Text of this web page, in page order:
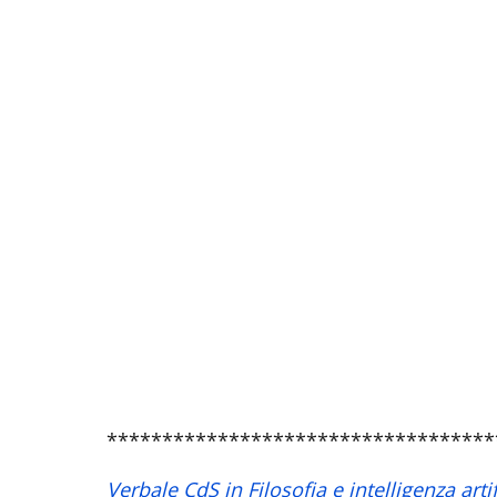
Verbale CdS in Filosofia e intelligenza